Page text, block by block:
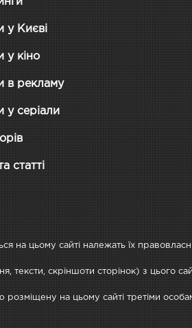
у Києві
у кіно
в рекламу
у серіали
статті
на цьому сайті належать їх
тексти, скріншоти сторінок) з цього
розміщену на цьому сайті третіми